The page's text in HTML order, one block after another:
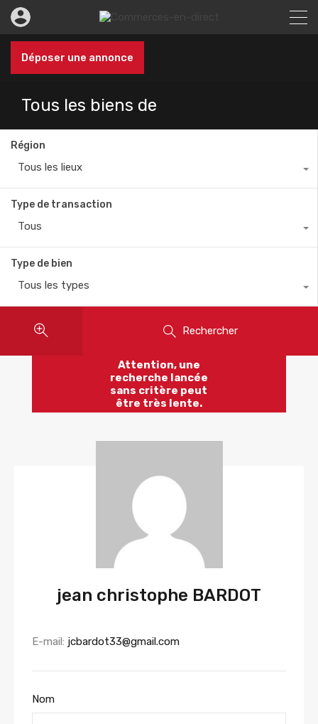
Déposer une annonce
Tous les biens de
Région
Tous les lieux
Type de transaction
Tous
Type de bien
Tous les types
Rechercher
Attention, une
recherche lancée
sans critère peut
être très lente.
jean christophe BARDOT
E-mail: jcbardot33@gmail.com
Nom